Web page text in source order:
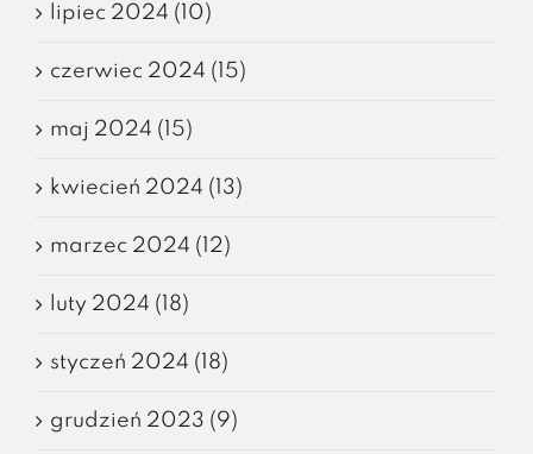
lipiec 2024 (10)
czerwiec 2024 (15)
maj 2024 (15)
kwiecień 2024 (13)
marzec 2024 (12)
luty 2024 (18)
styczeń 2024 (18)
grudzień 2023 (9)